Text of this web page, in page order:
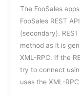
The FooSales
FooSales REST
(secondary).
method as it is
XML-RPC. If the
try to connect
uses the XML-
devido
a
um
erro
de
acesso
ao